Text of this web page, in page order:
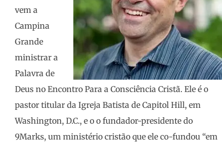
vem a
Campina
Grande
ministrar a
Palavra de
Deus no Encontro Para a Consciência Cristã. Ele é o
pastor titular da Igreja Batista de Capitol Hill, em
Washington, D.C., e o o fundador-presidente do
9Marks, um ministério cristão que ele co-fundou “em